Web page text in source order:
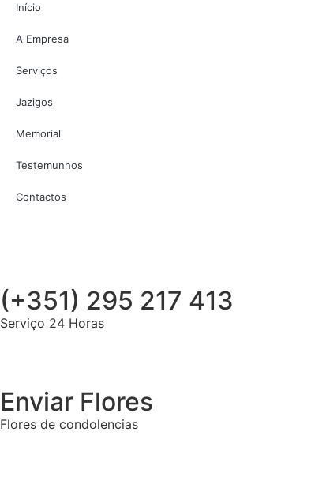
Início
A Empresa
Serviços
Jazigos
Memorial
Testemunhos
Contactos
(+351) 295 217 413
Serviço 24 Horas
Enviar Flores
Flores de condolencias